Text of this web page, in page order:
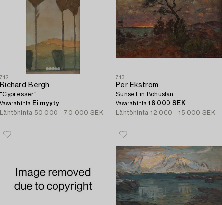
712
Richard Bergh
"Cypresser".
Vasarahinta Ei myyty
Lähtöhinta 50 000 - 70 000 SEK
713
Per Ekström
Sunset in Bohuslän.
Vasarahinta16 000 SEK
Lähtöhinta 12 000 - 15 000 SEK